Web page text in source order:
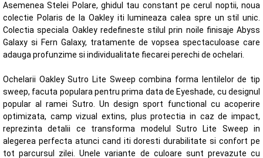
Asemenea Stelei Polare, ghidul tau constant pe cerul noptii, noua
colectie Polaris de la Oakley iti lumineaza calea spre un stil unic.
Colectia speciala Oakley redefineste stilul prin noile finisaje Abyss
Galaxy si Fern Galaxy, tratamente de vopsea spectaculoase care
adauga profunzime si individualitate fiecarei perechi de ochelari.
Ochelarii Oakley Sutro Lite Sweep combina forma lentilelor de tip
sweep, facuta populara pentru prima data de Eyeshade, cu designul
popular al ramei Sutro. Un design sport functional cu acoperire
optimizata, camp vizual extins, plus protectia in caz de impact,
reprezinta detalii ce transforma modelul Sutro Lite Sweep in
alegerea perfecta atunci cand iti doresti durabilitate si confort pe
tot parcursul zilei. Unele variante de culoare sunt prevazute cu